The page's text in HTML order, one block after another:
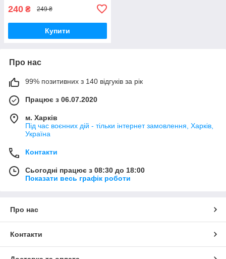
240 ₴ 249 ₴
Купити
Про нас
99% позитивних з 140 відгуків за рік
Працює з 06.07.2020
м. Харків
Під час воєнних дій - тільки інтернет замовлення, Харків,
Україна
Контакти
Сьогодні працює з 08:30 до 18:00
Показати весь графік роботи
Про нас
Контакти